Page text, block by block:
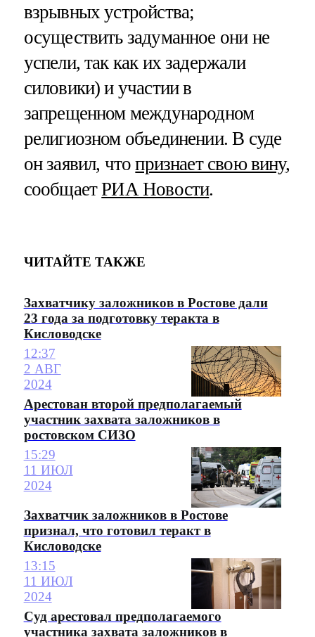
взрывных устройства;
осуществить задуманное они не
успели, так как их задержали
силовики) и участии в
запрещенном международном
религиозном объединении. В суде
он заявил, чтопризнает свою вину,
сообщаетРИА Новости.
ЧИТАЙТЕ ТАКЖЕ
Захватчику заложников в Ростове дали
23 года за подготовку теракта в
Кисловодске
12:37
2 АВГ
2024
Арестован второй предполагаемый
участник захвата заложников в
ростовском СИЗО
15:29
11 ИЮЛ
2024
Захватчик заложников в Ростове
признал, что готовил теракт в
Кисловодске
13:15
11 ИЮЛ
2024
Суд арестовал предполагаемого
участника захвата заложников в